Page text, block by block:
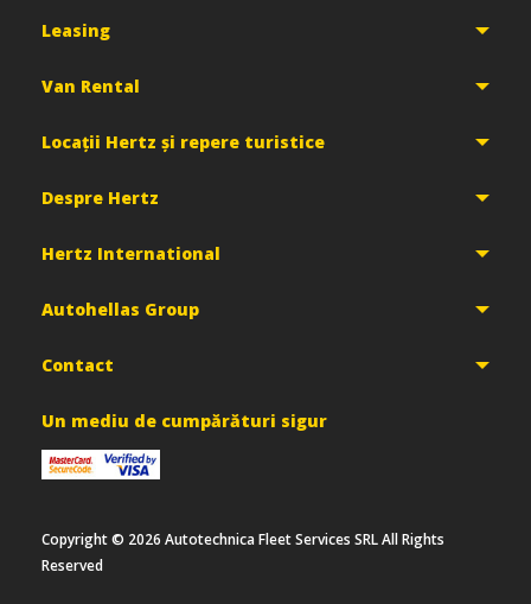
Leasing
Van Rental
Locații Hertz și repere turistice
Despre Hertz
Hertz International
Autohellas Group
Contact
Un mediu de cumpărături sigur
Copyright © 2026 Autotechnica Fleet Services SRL All Rights
Reserved